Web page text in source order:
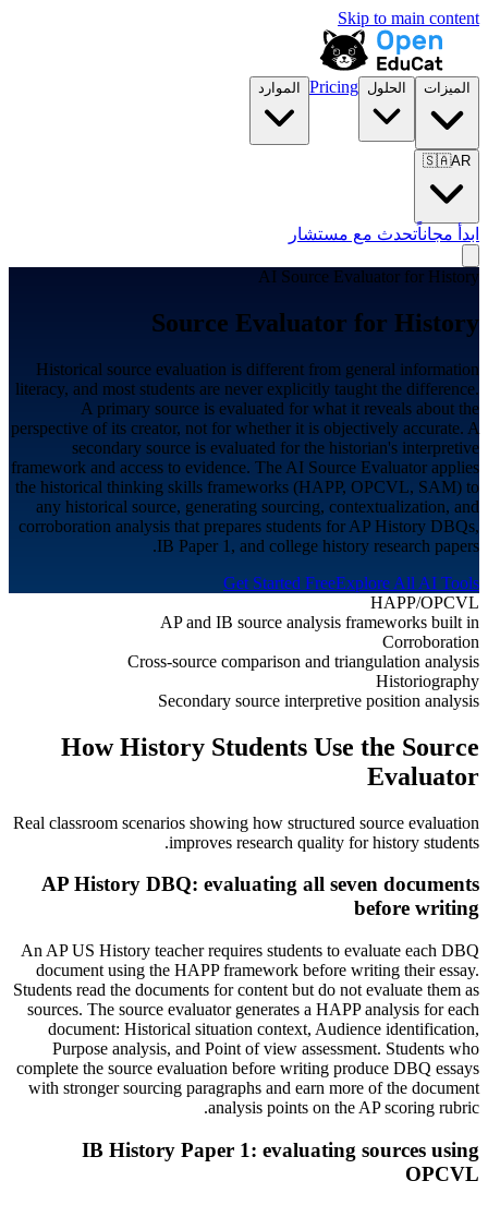
Skip to main content
الميزات الحلول Pricing الموارد
🇸🇦AR
ابدأ مجاناًتحدث مع مستشار
AI Source Evaluator for History
Source Evaluator for History
Historical source evaluation is different from general information
literacy, and most students are never explicitly taught the difference.
A primary source is evaluated for what it reveals about the
perspective of its creator, not for whether it is objectively accurate. A
secondary source is evaluated for the historian's interpretive
framework and access to evidence. The AI Source Evaluator applies
the historical thinking skills frameworks (HAPP, OPCVL, SAM) to
any historical source, generating sourcing, contextualization, and
corroboration analysis that prepares students for AP History DBQs,
IB Paper 1, and college history research papers.
Get Started FreeExplore All AI Tools
HAPP/OPCVL
AP and IB source analysis frameworks built in
Corroboration
Cross-source comparison and triangulation analysis
Historiography
Secondary source interpretive position analysis
HowHistory Students Use the Source
Evaluator
Real classroom scenarios showing how structured source evaluation
improves research quality for history students
.
AP History DBQ: evaluating all seven documents
before writing
An AP US History teacher requires students to evaluate each DBQ
document using the HAPP framework before writing their essay.
Students read the documents for content but do not evaluate them as
sources. The source evaluator generates a HAPP analysis for each
document: Historical situation context, Audience identification,
Purpose analysis, and Point of view assessment. Students who
complete the source evaluation before writing produce DBQ essays
with stronger sourcing paragraphs and earn more of the document
analysis points on the AP scoring rubric.
IB History Paper 1: evaluating sources using
OPCVL